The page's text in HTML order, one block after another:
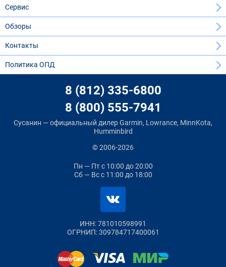
Сервис
Обзоры
Контакты
Политика ОПД
8 (812) 335-6800
8 (800) 555-7941
Сусанин — официальный дилер Garmin, Lowrance, MinnKota,
Humminbird
© 2006-2026
Пн — Птс 10:00 до 20:00
Сб — Всс 11:00 до 18:00
ИНН: 781010598991
ОГРНИП: 309784717400061